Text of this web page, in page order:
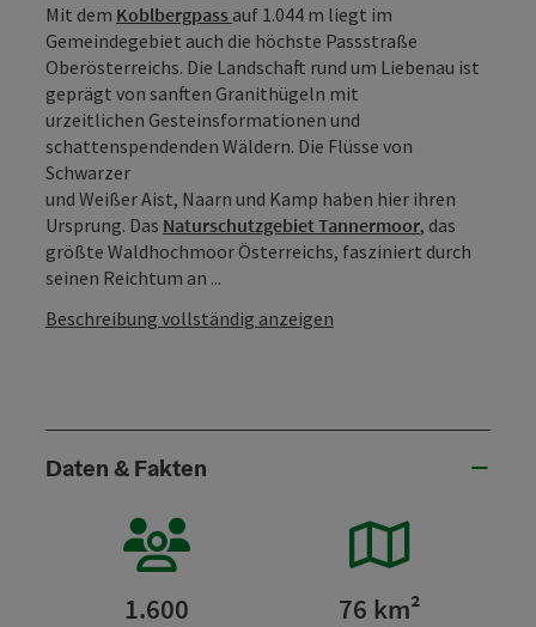
Mit dem Koblbergpass auf 1.044 m liegt im
Gemeindegebiet auch die höchste Passstraße
Oberösterreichs. Die Landschaft rund um Liebenau ist
geprägt von sanften Granithügeln mit
urzeitlichen Gesteinsformationen und
schattenspendenden Wäldern. Die Flüsse von
Schwarzer
und Weißer Aist, Naarn und Kamp haben hier ihren
Ursprung. Das Naturschutzgebiet Tannermoor, das
größte Waldhochmoor Österreichs, fasziniert durch
seinen Reichtum an ...
Beschreibung vollständig anzeigen
Daten & Fakten
1.600 76 km²